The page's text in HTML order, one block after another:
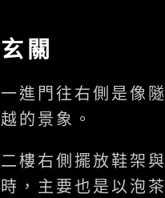
玄關
一進門往右側是像
越的景象。
二樓右側擺放鞋架
時，主要也是以泡